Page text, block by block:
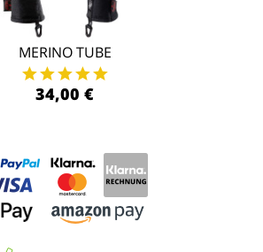
MERINO TUBE
34,00 €